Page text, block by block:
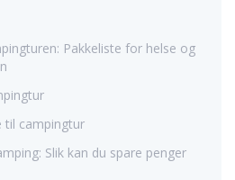
Pakkeliste for helse og
til campingtur
Slik kan du spare penger